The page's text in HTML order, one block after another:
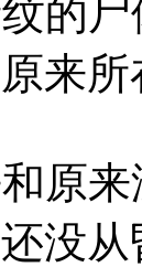
的尸
来
原来
没